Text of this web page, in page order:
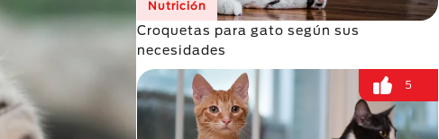
Nutrición
Croquetas para gato según sus
necesidades
5